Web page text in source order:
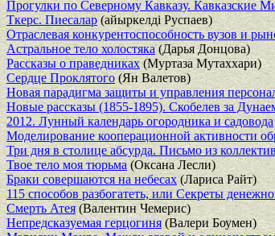
Прогулки по Северному Кавказу. Кавказские
Ткерс. Пиесалар (айыркелдi Руспаев)
Отраслевая конкурентоспособность вузов и
Астральное тело холостяка(Дарья Донцова)
Рассказы о праведниках (Муртаза Мутаххари)
Сердце Проклятого (Ян Валетов)
Новая парадигма защиты и управления
Новые рассказы (1855-1895). Скобелев за
2012. Лунный календарь огородника и садовода
Моделирование кооперационной активности
Три дня в столице абсурда. Письмо из
Твое тело моя тюрьма (Оксана Лесли)
Браки совершаются на небесах (Лариса Райт)
115 способов разбогатеть, или Секреты
Смерть Атея(Валентин Чемерис)
Непредсказуемая герцогиня (Валери Боумен)